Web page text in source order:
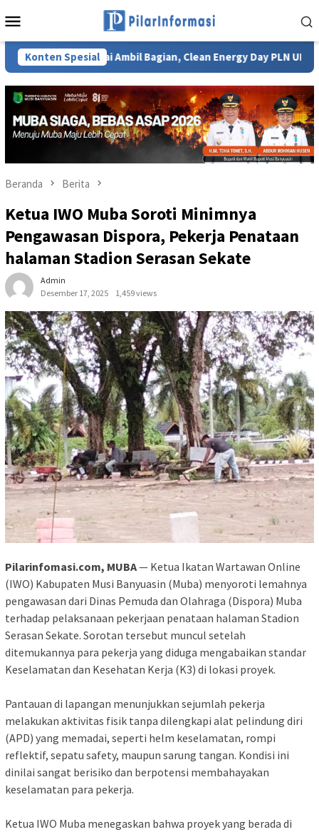
ke
Mobile
Konten Spesial
702 Pegawai Ambil Bagian, Clean Energy Day PLN UID S2JB
Beranda Berita
‎Ketua IWO Muba Soroti Minimnya
Pengawasan Dispora, Pekerja Penataan
halaman Stadion Serasan Sekate ‎
Admin
Desember 17, 2025
1,459 views
Pilarinfomasi.com, ‎MUBA— Ketua Ikatan Wartawan Online
(IWO) Kabupaten Musi Banyuasin (Muba) menyoroti lemahnya
pengawasan dari Dinas Pemuda dan Olahraga (Dispora) Muba
terhadap pelaksanaan pekerjaan penataan halaman Stadion
Serasan Sekate. Sorotan tersebut muncul setelah
ditemukannya para pekerja yang diduga mengabaikan standar
Keselamatan dan Kesehatan Kerja (K3) di lokasi proyek.
‎Pantauan di lapangan menunjukkan sejumlah pekerja
melakukan aktivitas fisik tanpa dilengkapi alat pelindung diri
(APD) yang memadai, seperti helm keselamatan, rompi
reflektif, sepatu safety, maupun sarung tangan. Kondisi ini
dinilai sangat berisiko dan berpotensi membahayakan
keselamatan para pekerja.
‎Ketua IWO Muba menegaskan bahwa proyek yang berada di